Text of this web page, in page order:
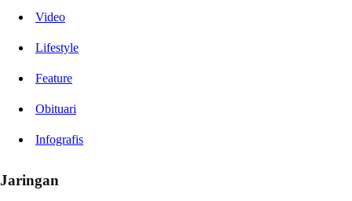
Video
Lifestyle
Feature
Obituari
Infografis
Jaringan